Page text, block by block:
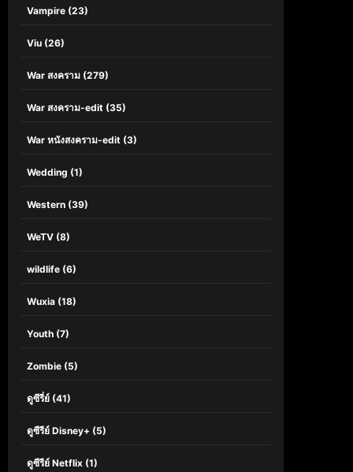
Vampire (23)
Viu (26)
War สงคราม (279)
War สงคราม-edit (35)
War หนังสงคราม-edit (3)
Wedding (1)
Western (39)
WeTV (8)
wildlife (6)
Wuxia (18)
Youth (7)
Zombie (5)
ดูซีรี่ย์ (41)
ดูซีรีย์ Disney+ (5)
ดูซีรีย์ Netflix (1)